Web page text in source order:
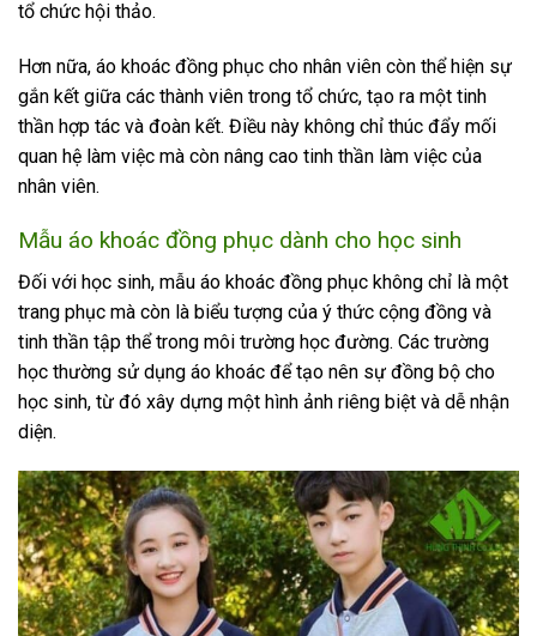
tổ chức hội thảo.
Hơn nữa, áo khoác đồng phục cho nhân viên còn thể hiện sự
gắn kết giữa các thành viên trong tổ chức, tạo ra một tinh
thần hợp tác và đoàn kết. Điều này không chỉ thúc đẩy mối
quan hệ làm việc mà còn nâng cao tinh thần làm việc của
nhân viên.
Mẫu áo khoác đồng phục dành cho học sinh
Đối với học sinh, mẫu áo khoác đồng phục không chỉ là một
trang phục mà còn là biểu tượng của ý thức cộng đồng và
tinh thần tập thể trong môi trường học đường. Các trường
học thường sử dụng áo khoác để tạo nên sự đồng bộ cho
học sinh, từ đó xây dựng một hình ảnh riêng biệt và dễ nhận
diện.